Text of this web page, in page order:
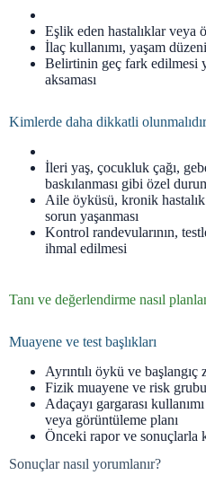
Eşlik eden hastalıklar veya
İlaç kullanımı, yaşam
Belirtinin geç fark edilmesi
aksaması
Kimlerde daha dikkatli
İleri yaş, çocukluk çağı,
baskılanması gibi özel
Aile öyküsü, kronik
sorun yaşanması
Kontrol randevularının,
ihmal edilmesi
Tanı ve değerlendirme nasıl
Muayene ve test başlıkları
Ayrıntılı öykü ve başlangıç
Fizik muayene ve risk
Adaçayı gargarası
veya görüntüleme planı
Önceki rapor ve sonuçlarla
Sonuçlar nasıl yorumlanır?